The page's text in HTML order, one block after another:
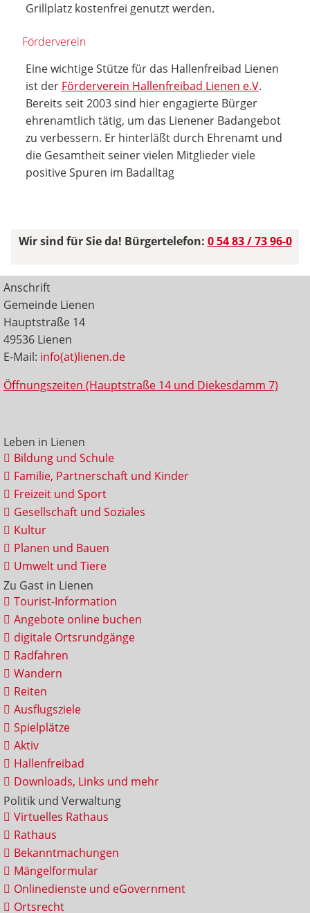
Grillplatz kostenfrei genutzt werden.
Förderverein
Eine wichtige Stütze für das Hallenfreibad Lienen
ist der Förderverein Hallenfreibad Lienen e.V.
Bereits seit 2003 sind hier engagierte Bürger
ehrenamtlich tätig, um das Lienener Badangebot
zu verbessern. Er hinterläßt durch Ehrenamt und
die Gesamtheit seiner vielen Mitglieder viele
positive Spuren im Badalltag
Wir sind für Sie da! Bürgertelefon: 0 54 83 / 73 96-0
Anschrift
Gemeinde Lienen
Hauptstraße 14
49536 Lienen
E-Mail: info(at)lienen.de
Öffnungszeiten (Hauptstraße 14 und Diekesdamm 7)
Leben in Lienen
Bildung und Schule
Familie, Partnerschaft und Kinder
Freizeit und Sport
Gesellschaft und Soziales
Kultur
Planen und Bauen
Umwelt und Tiere
Zu Gast in Lienen
Tourist-Information
Angebote online buchen
digitale Ortsrundgänge
Radfahren
Wandern
Reiten
Ausflugsziele
Spielplätze
Aktiv
Hallenfreibad
Downloads, Links und mehr
Politik und Verwaltung
Virtuelles Rathaus
Rathaus
Bekanntmachungen
Mängelformular
Onlinedienste und eGovernment
Ortsrecht